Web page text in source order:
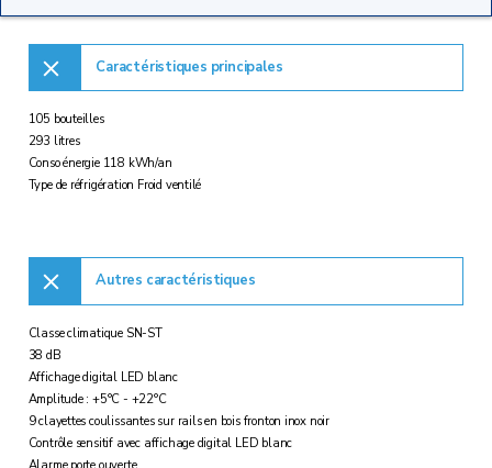
Caractéristiques principales
105 bouteilles
293 litres
Conso énergie 118 kWh/an
Type de réfrigération Froid ventilé
Autres caractéristiques
Classe climatique SN-ST
38 dB
Affichage digital LED blanc
Amplitude : +5°C - +22°C
9 clayettes coulissantes sur rails en bois fronton inox noir
Contrôle sensitif avec affichage digital LED blanc